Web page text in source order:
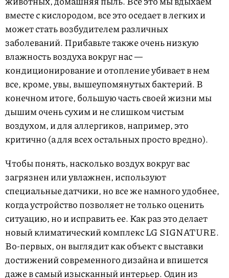
вместе с кислородом, все это оседает в легких и
может стать возбудителем различных
заболеваний. Прибавьте также очень низкую
влажность воздуха вокруг нас —
кондиционирование и отопление убивает в нем
все, кроме, увы, вышеупомянутых бактерий. В
конечном итоге, большую часть своей жизни мы
дышим очень сухим и не слишком чистым
воздухом, и для аллергиков, например, это
критично (а для всех остальных просто вредно).
Чтобы понять, насколько воздух вокруг вас
загрязнен или увлажнен, используют
специальные датчики, но все же намного удобнее,
когда устройство позволяет не только оценить
ситуацию, но и исправить ее. Как раз это делает
новый климатический комплекс LG SIGNATURE.
Во-первых, он выглядит как объект с выставки
достижений современного дизайна и впишется
даже в самый изысканный интерьер. Один из